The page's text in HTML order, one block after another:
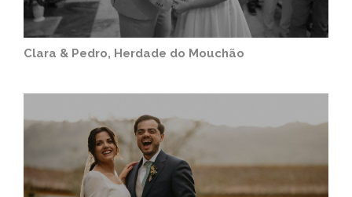
Clara & Pedro, Herdade do Mouchão